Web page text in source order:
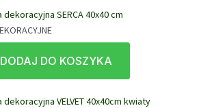
SERCA 40×40 cm
DODAJ DO KOSZYKA